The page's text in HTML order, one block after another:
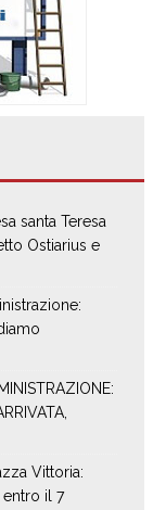
santa Teresa
Ostiarius e
Vittoria:
il 7